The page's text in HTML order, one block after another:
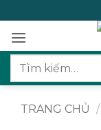
qua
nội
dung
Tìm
TRANG CHỦ /